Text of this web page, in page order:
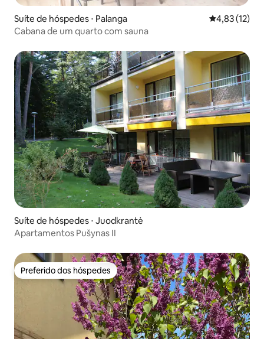
Suíte de hóspedes ⋅ Palanga 4,83 de uma
4,83 (12)
Cabana de um quarto com sauna
Suíte de hóspedes ⋅ Juodkrantė
Apartamentos Pušynas II
Preferido dos hóspedes
Preferido dos hóspedes